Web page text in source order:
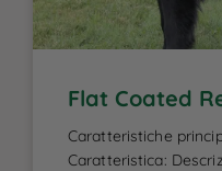
Flat Coated
Caratteristiche
Caratteristica: